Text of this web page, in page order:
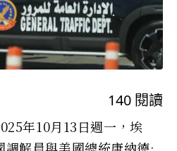
140 閱讀
年10月13日週一，埃
解員與美國總統唐納德·